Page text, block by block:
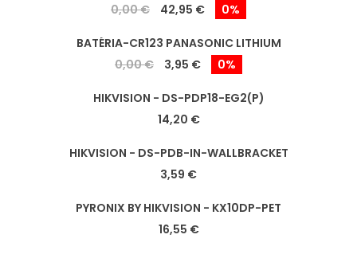
0,00 €
42,95 € 0%
BATÉRIA-CR123 PANASONIC LITHIUM
0,00 €
3,95 € 0%
HIKVISION - DS-PDP18-EG2(P)
14,20 €
HIKVISION - DS-PDB-IN-WALLBRACKET
3,59 €
PYRONIX BY HIKVISION - KX10DP-PET
16,55 €